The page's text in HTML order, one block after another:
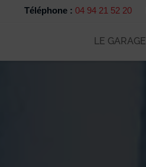
Téléphone :04 94 21 52 20
LE GARAGE